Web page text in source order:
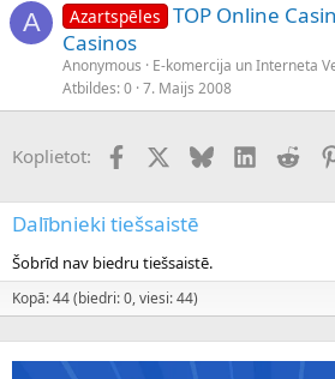
A Azartspēles TOP Online
Casinos
Anonymous
E-komercija un Interneta
Atbildes 0 7. Maijs 2008
Koplietot: FacebookX (Twitter)
BlueskyLinkedIn
Dalībnieki tiešsaistē
Šobrīd nav biedru tiešsaistē.
Kopā: 44 (biedri: 0, viesi: 44)